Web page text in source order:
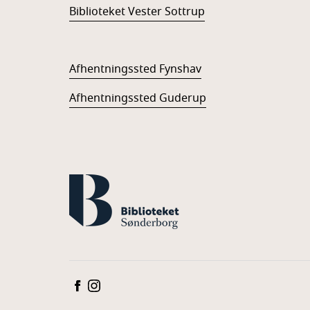
Biblioteket Vester Sottrup
Afhentningssted Fynshav
Afhentningssted Guderup